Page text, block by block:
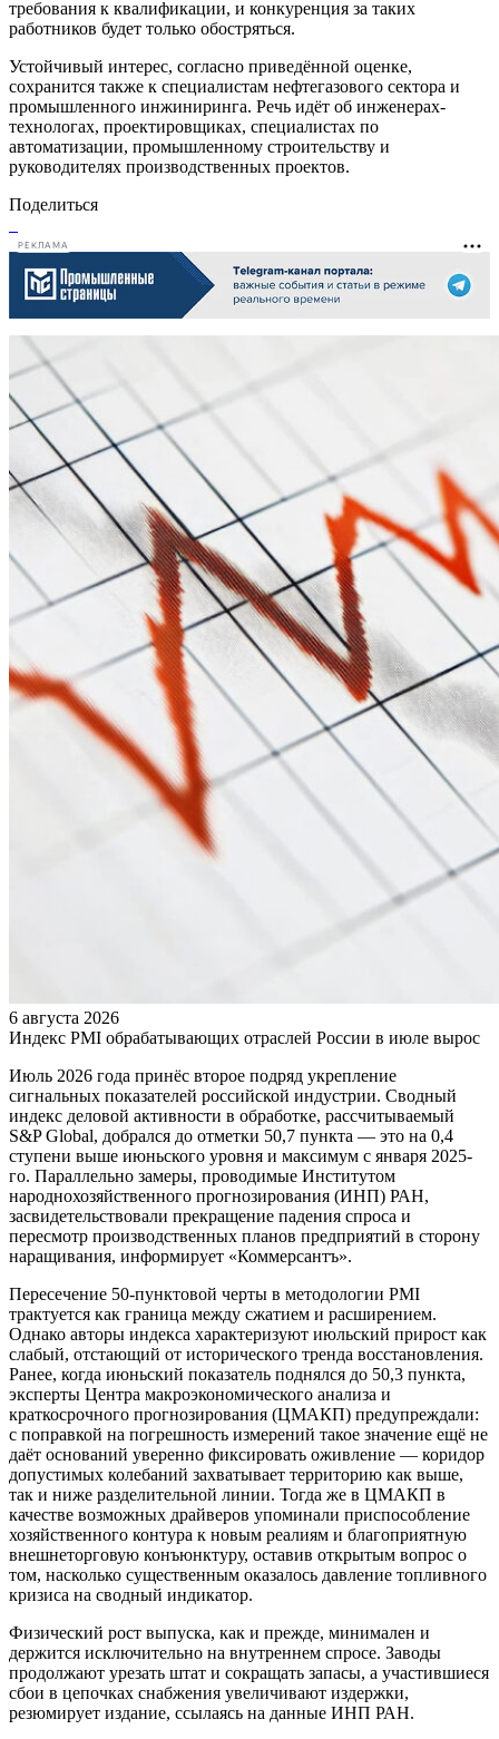
требования к квалификации, и конкуренция за таких
работников будет только обостряться.
Устойчивый интерес, согласно приведённой оценке,
сохранится также к специалистам нефтегазового сектора и
промышленного инжиниринга. Речь идёт об инженерах-
технологах, проектировщиках, специалистах по
автоматизации, промышленному строительству и
руководителях производственных проектов.
Поделиться
РЕКЛАМА
6 августа 2026
Индекс PMI обрабатывающих отраслей России в июле вырос
Июль 2026 года принёс второе подряд укрепление
сигнальных показателей российской индустрии. Сводный
индекс деловой активности в обработке, рассчитываемый
S&P Global, добрался до отметки 50,7 пункта — это на 0,4
ступени выше июньского уровня и максимум с января 2025-
го. Параллельно замеры, проводимые Институтом
народнохозяйственного прогнозирования (ИНП) РАН,
засвидетельствовали прекращение падения спроса и
пересмотр производственных планов предприятий в сторону
наращивания, информирует «Коммерсантъ».
Пересечение 50-пунктовой черты в методологии PMI
трактуется как граница между сжатием и расширением.
Однако авторы индекса характеризуют июльский прирост как
слабый, отстающий от исторического тренда восстановления.
Ранее, когда июньский показатель поднялся до 50,3 пункта,
эксперты Центра макроэкономического анализа и
краткосрочного прогнозирования (ЦМАКП) предупреждали:
с поправкой на погрешность измерений такое значение ещё не
даёт оснований уверенно фиксировать оживление — коридор
допустимых колебаний захватывает территорию как выше,
так и ниже разделительной линии. Тогда же в ЦМАКП в
качестве возможных драйверов упоминали приспособление
хозяйственного контура к новым реалиям и благоприятную
внешнеторговую конъюнктуру, оставив открытым вопрос о
том, насколько существенным оказалось давление топливного
кризиса на сводный индикатор.
Физический рост выпуска, как и прежде, минимален и
держится исключительно на внутреннем спросе. Заводы
продолжают урезать штат и сокращать запасы, а участившиеся
сбои в цепочках снабжения увеличивают издержки,
резюмирует издание, ссылаясь на данные ИНП РАН.